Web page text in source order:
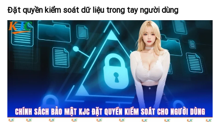
Đặt quyền kiểm soát dữ liệu trong tay người dùng